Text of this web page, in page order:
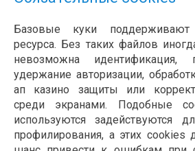
Базовые куки
ресурса. Без таких файлов
невозможна идентификация,
удержание авторизации,
ап казино защиты или
среди экранами. Подобные
используются задействуются
профилирования, а этих cookies